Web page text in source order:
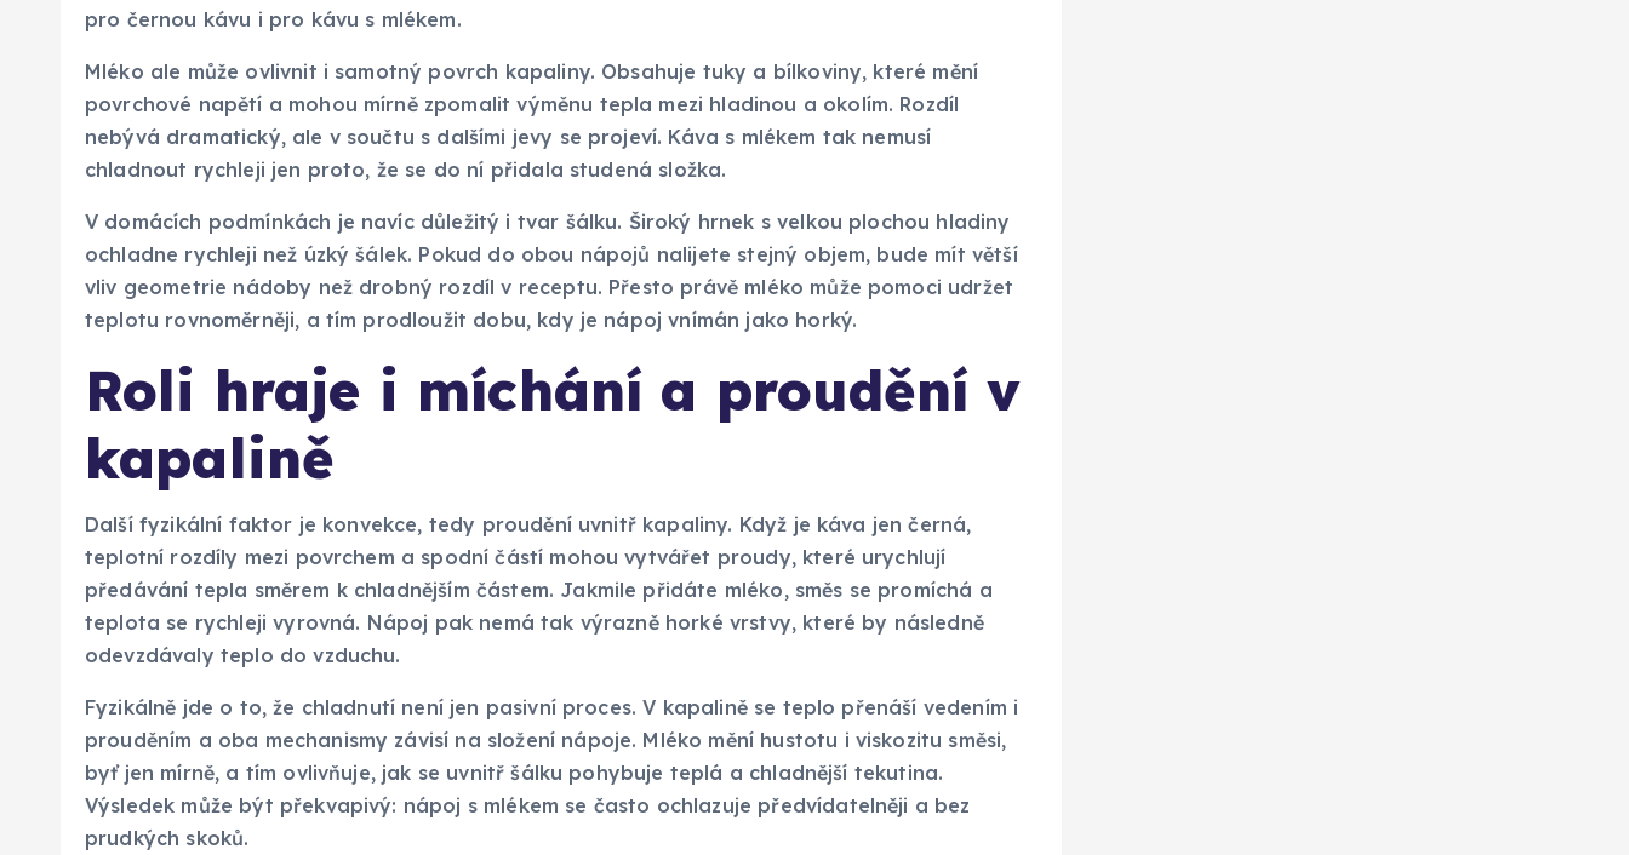
pro černou kávu i pro kávu s mlékem.
Mléko ale může ovlivnit i samotný povrch kapaliny. Obsahuje tuky a bílkoviny, které mění
povrchové napětí a mohou mírně zpomalit výměnu tepla mezi hladinou a okolím. Rozdíl
nebývá dramatický, ale v součtu s dalšími jevy se projeví. Káva s mlékem tak nemusí
chladnout rychleji jen proto, že se do ní přidala studená složka.
V domácích podmínkách je navíc důležitý i tvar šálku. Široký hrnek s velkou plochou hladiny
ochladne rychleji než úzký šálek. Pokud do obou nápojů nalijete stejný objem, bude mít větší
vliv geometrie nádoby než drobný rozdíl v receptu. Přesto právě mléko může pomoci udržet
teplotu rovnoměrněji, a tím prodloužit dobu, kdy je nápoj vnímán jako horký.
Roli hraje i míchání a proudění v
kapalině
Další fyzikální faktor je konvekce, tedy proudění uvnitř kapaliny. Když je káva jen černá,
teplotní rozdíly mezi povrchem a spodní částí mohou vytvářet proudy, které urychlují
předávání tepla směrem k chladnějším částem. Jakmile přidáte mléko, směs se promíchá a
teplota se rychleji vyrovná. Nápoj pak nemá tak výrazně horké vrstvy, které by následně
odevzdávaly teplo do vzduchu.
Fyzikálně jde o to, že chladnutí není jen pasivní proces. V kapalině se teplo přenáší vedením i
prouděním a oba mechanismy závisí na složení nápoje. Mléko mění hustotu i viskozitu směsi,
byť jen mírně, a tím ovlivňuje, jak se uvnitř šálku pohybuje teplá a chladnější tekutina.
Výsledek může být překvapivý: nápoj s mlékem se často ochlazuje předvídatelněji a bez
prudkých skoků.